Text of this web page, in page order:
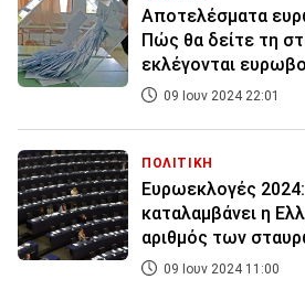
Αποτελέσματα
Πώς θα δείτε τη
εκλέγονται
09 Ιουν 2024 22:01
ΠΟΛΙΤΙΚΗ
Ευρωεκλογές
καταλαμβάνει η
αριθμός των
09 Ιουν 2024 11:00